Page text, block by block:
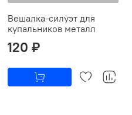
Вешалка-силуэт для
купальников металл
120 ₽